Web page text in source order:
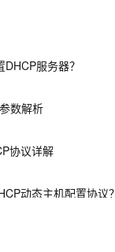
数解析
协议详解
动态主机配置协议？
中继